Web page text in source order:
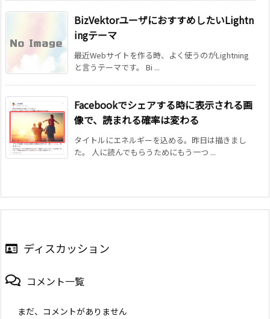
BizVektorユーザにおすすめしたいLightn
ingテーマ
最近Webサイトを作る時、よく使うのがLightning
と言うテーマです。 Bi ...
Facebookでシェアする時に表示される画
像で、読まれる確率は変わる
タイトルにエネルギーを込める。昨日は描きまし
た。 人に読んでもらうためにもう一つ ...
ディスカッション
コメント一覧
まだ、コメントがありません